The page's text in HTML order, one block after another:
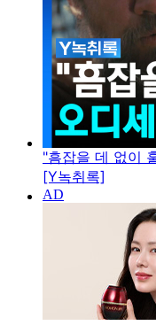
"흠잡을 데 없이
[Y녹취록]